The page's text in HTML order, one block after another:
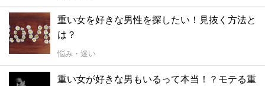
重い女を好きな男性を探したい！見抜く方法と
は？
悩み・迷い
重い女が好きな男もいるって本当！？モテる重